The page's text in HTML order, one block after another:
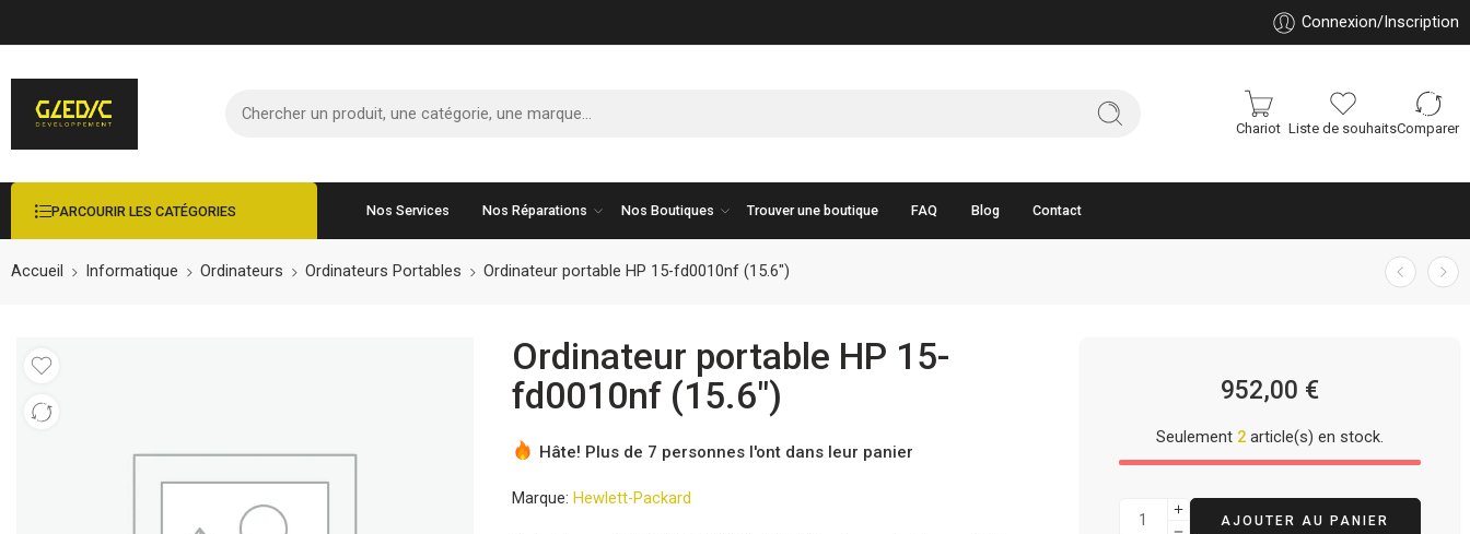
Connexion/Inscription
Chariot Liste de souhaitsComparer
PARCOURIR LES CATÉGORIES Nos Services Nos Réparations Nos Boutiques Trouver une boutique FAQ Blog Contact
Accueil Informatique Ordinateurs Ordinateurs Portables Ordinateur portable HP 15-fd0010nf (15.6″)
Ordinateur portable HP 15-
fd0010nf (15.6″)
Hâte! Plus de 7 personnes l'ont dans leur panier
Marque: Hewlett-Packard
952,00 €
Seulement 2article(s) en stock.
AJOUTER AU PANIER